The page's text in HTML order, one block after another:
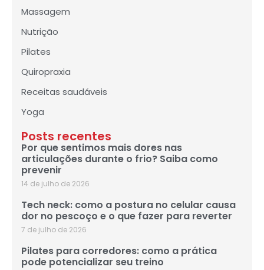
Massagem
Nutrição
Pilates
Quiropraxia
Receitas saudáveis
Yoga
Posts recentes
Por que sentimos mais dores nas
articulações durante o frio? Saiba como
prevenir
14 de julho de 2026
Tech neck: como a postura no celular causa
dor no pescoço e o que fazer para reverter
7 de julho de 2026
Pilates para corredores: como a prática
pode potencializar seu treino